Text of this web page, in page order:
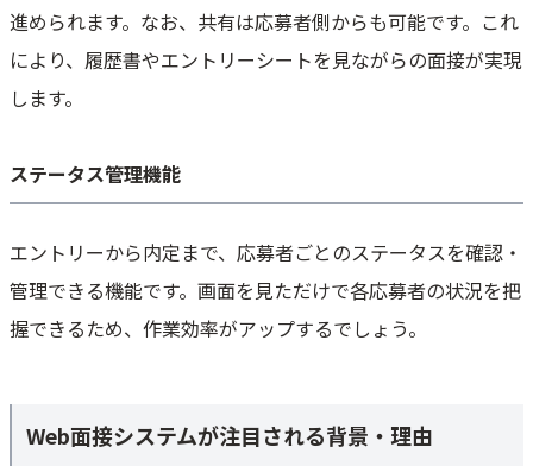
進められます。なお、共有は応募者側からも可能です。これ
により、履歴書やエントリーシートを見ながらの面接が実現
します。
ステータス管理機能
エントリーから内定まで、応募者ごとのステータスを確認・
管理できる機能です。画面を見ただけで各応募者の状況を把
握できるため、作業効率がアップするでしょう。
Web面接システムが注目される背景・理由